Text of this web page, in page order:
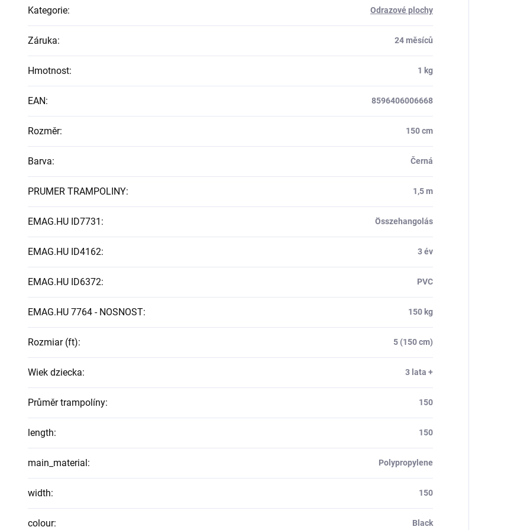
Kategorie: Odrazové plochy
Záruka: 24 měsíců
Hmotnost: 1 kg
EAN: 8596406006668
Rozměr: 150 cm
Barva: Černá
PRUMER TRAMPOLINY: 1,5 m
EMAG.HU ID7731 : Összehangolás
EMAG.HU ID4162: 3 év
EMAG.HU ID6372: PVC
EMAG.HU 7764 - NOSNOST: 150 kg
Rozmiar (ft): 5 (150 cm)
Wiek dziecka: 3 lata +
Průměr trampolíny: 150
length: 150
main_material: Polypropylene
width: 150
colour: Black